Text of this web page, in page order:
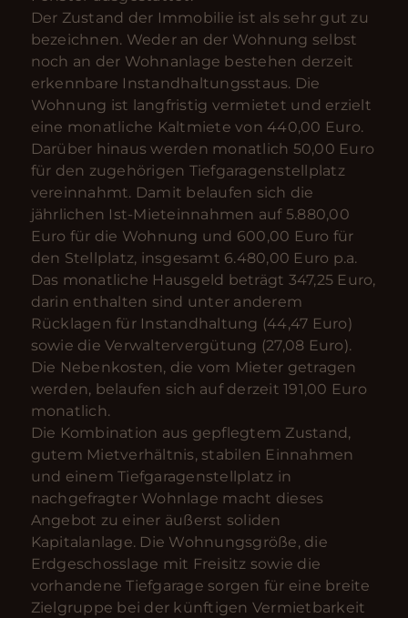
Der Zustand der Immobilie ist als sehr gut zu
bezeichnen. Weder an der Wohnung selbst
noch an der Wohnanlage bestehen derzeit
erkennbare Instandhaltungsstaus. Die
Wohnung ist langfristig vermietet und erzielt
eine monatliche Kaltmiete von 440,00 Euro.
Darüber hinaus werden monatlich 50,00 Euro
für den zugehörigen Tiefgaragenstellplatz
vereinnahmt. Damit belaufen sich die
jährlichen Ist-Mieteinnahmen auf 5.880,00
Euro für die Wohnung und 600,00 Euro für
den Stellplatz, insgesamt 6.480,00 Euro p.a.
Das monatliche Hausgeld beträgt 347,25 Euro,
darin enthalten sind unter anderem
Rücklagen für Instandhaltung (44,47 Euro)
sowie die Verwaltervergütung (27,08 Euro).
Die Nebenkosten, die vom Mieter getragen
werden, belaufen sich auf derzeit 191,00 Euro
monatlich.
Die Kombination aus gepflegtem Zustand,
gutem Mietverhältnis, stabilen Einnahmen
und einem Tiefgaragenstellplatz in
nachgefragter Wohnlage macht dieses
Angebot zu einer äußerst soliden
Kapitalanlage. Die Wohnungsgröße, die
Erdgeschosslage mit Freisitz sowie die
vorhandene Tiefgarage sorgen für eine breite
Zielgruppe bei der künftigen Vermietbarkeit